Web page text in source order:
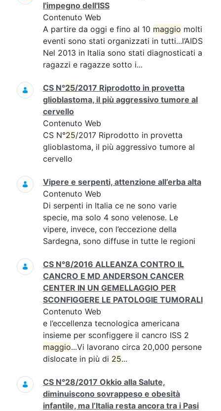
l'impegno dell'ISS
Contenuto Web
A partire da oggi e fino al 10 maggio molti
eventi sono stati organizzati in tutti...l’AIDS
Nel 2013 in Italia sono stati diagnosticati a
ragazzi e ragazze sotto i...
CS N°25/2017 Riprodotto in provetta
glioblastoma, il più aggressivo tumore al
cervello
Contenuto Web
CS N°25/2017 Riprodotto in provetta
glioblastoma, il più aggressivo tumore al
cervello
Vipere e serpenti, attenzione all’erba alta
Contenuto Web
Di serpenti in Italia ce ne sono varie
specie, ma solo 4 sono velenose. Le
vipere, invece, con l’eccezione della
Sardegna, sono diffuse in tutte le regioni
CS N°8/2016 ALLEANZA CONTRO IL
CANCRO E MD ANDERSON CANCER
CENTER IN UN GEMELLAGGIO PER
SCONFIGGERE LE PATOLOGIE TUMORALI
Contenuto Web
e l’eccellenza tecnologica americana
insieme per sconfiggere il cancro ISS 2
maggio...Vi lavorano circa 20,000 persone
dislocate in più di 25...
CS N°28/2017 Okkio alla Salute,
diminuiscono sovrappeso e obesità
infantile, ma l’Italia resta ancora tra i Pasi